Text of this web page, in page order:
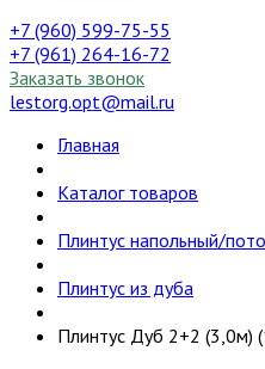
+7 (960) 599-75-55
+7 (961) 264-16-72
Заказать звонок
lestorg.opt@mail.ru
Главная
Каталог товаров
Плинтус напольный/
Плинтус из дуба
Плинтус Дуб 2+2 (3,0м)